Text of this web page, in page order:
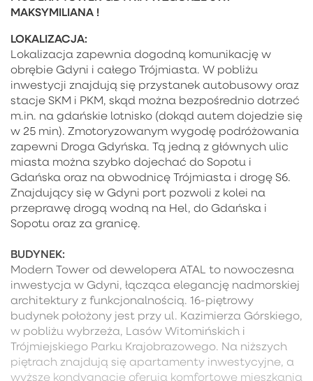
MAKSYMILIANA !
LOKALIZACJA:
Lokalizacja zapewnia dogodną komunikację w
obrębie Gdyni i całego Trójmiasta. W pobliżu
inwestycji znajdują się przystanek autobusowy oraz
stacje SKM i PKM, skąd można bezpośrednio dotrzeć
m.in. na gdańskie lotnisko (dokąd autem dojedzie się
w 25 min). Zmotoryzowanym wygodę podróżowania
zapewni Droga Gdyńska. Tą jedną z głównych ulic
miasta można szybko dojechać do Sopotu i
Gdańska oraz na obwodnicę Trójmiasta i drogę S6.
Znajdujący się w Gdyni port pozwoli z kolei na
przeprawę drogą wodną na Hel, do Gdańska i
Sopotu oraz za granicę.
BUDYNEK:
Modern Tower od dewelopera ATAL to nowoczesna
inwestycja w Gdyni, łącząca elegancję nadmorskiej
architektury z funkcjonalnością. 16-piętrowy
budynek położony jest przy ul. Kazimierza Górskiego,
w pobliżu wybrzeża, Lasów Witomińskich i
Trójmiejskiego Parku Krajobrazowego. Na niższych
piętrach znajdują się apartamenty inwestycyjne, a
wyższe kondygnacje oferują komfortowe mieszkania